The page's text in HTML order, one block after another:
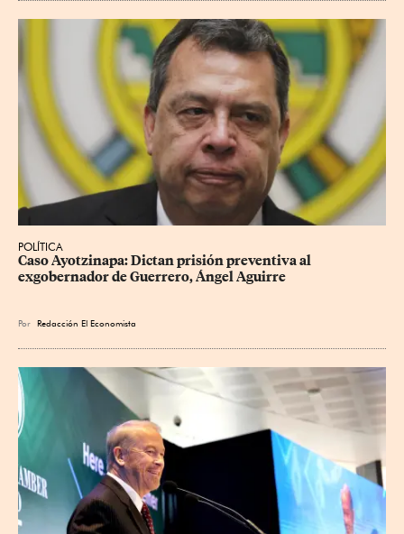
POLÍTICA
Caso Ayotzinapa: Dictan prisión preventiva al
exgobernador de Guerrero, Ángel Aguirre
Por Redacción El Economista